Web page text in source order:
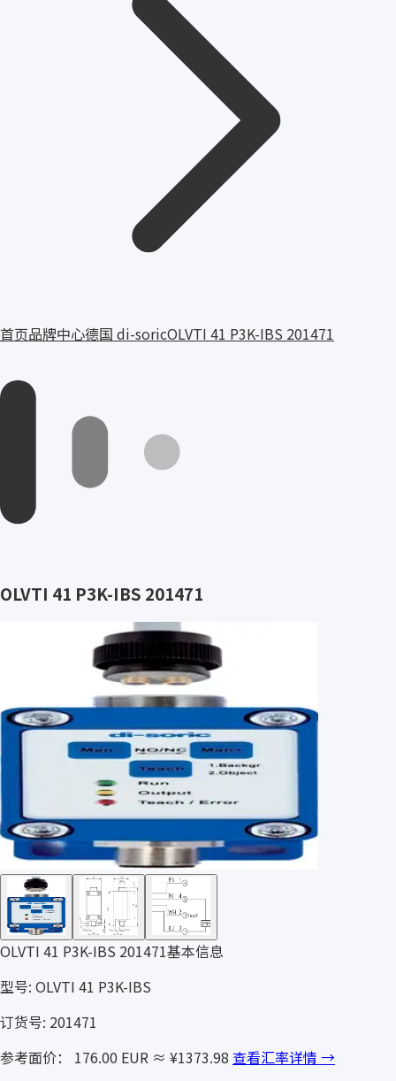
首页品牌中心德国 di-soricOLVTI 41 P3K-IBS 201471
OLVTI 41 P3K-IBS 201471
OLVTI 41 P3K-IBS 201471基本信息
型号: OLVTI 41 P3K-IBS
订货号: 201471
参考面价： 176.00 EUR ≈ ¥1373.98 查看汇率详情 →